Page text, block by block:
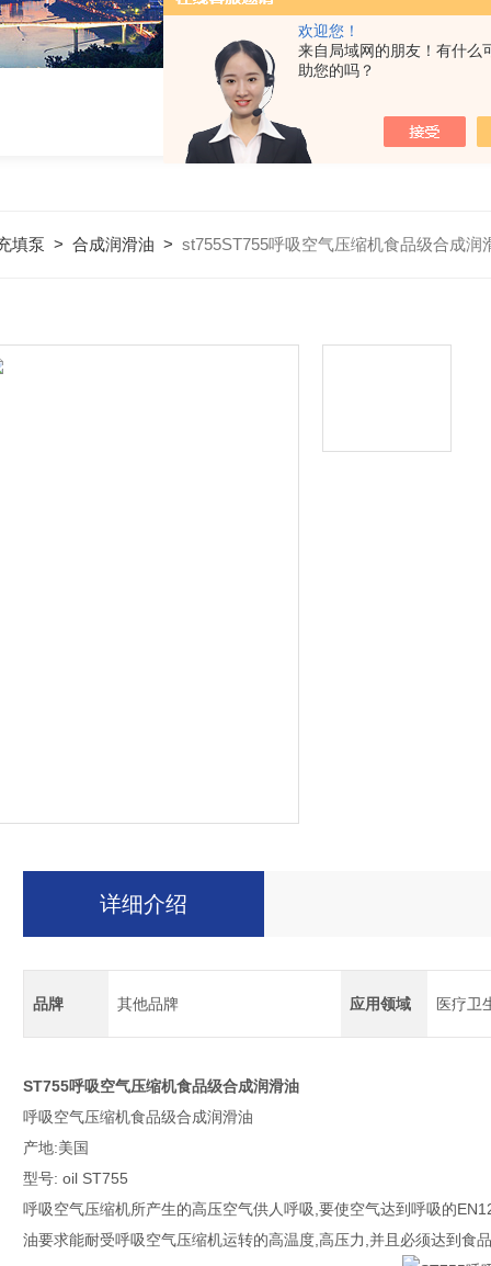
欢迎您！
来自局域网的朋友！有什么
助您的吗？
填泵 >合成润滑油 >st755ST755呼吸空气压缩机食品级合成润
详细介绍
品牌 其他品牌 应用领域 医疗卫
ST755呼吸空气压缩机食品级合成润滑油
呼吸空气压缩机食品级合成润滑油
产地:美国
型号: oil ST755
呼吸空气压缩机所产生的高压空气供人呼吸,要使空气达到呼吸的
油要求能耐受呼吸空气压缩机运转的高温度,高压力,并且必须达到食